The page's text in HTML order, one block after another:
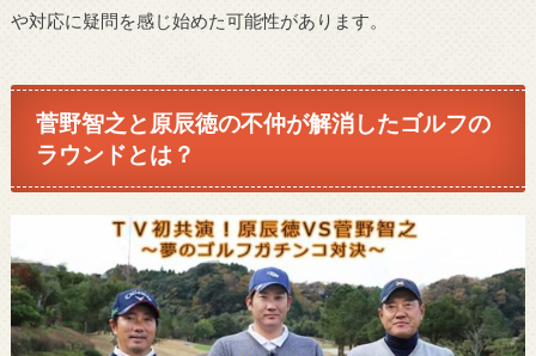
や対応に疑問を感じ始めた可能性があります。
菅野智之と原辰徳の不仲が解消したゴルフの
ラウンドとは？